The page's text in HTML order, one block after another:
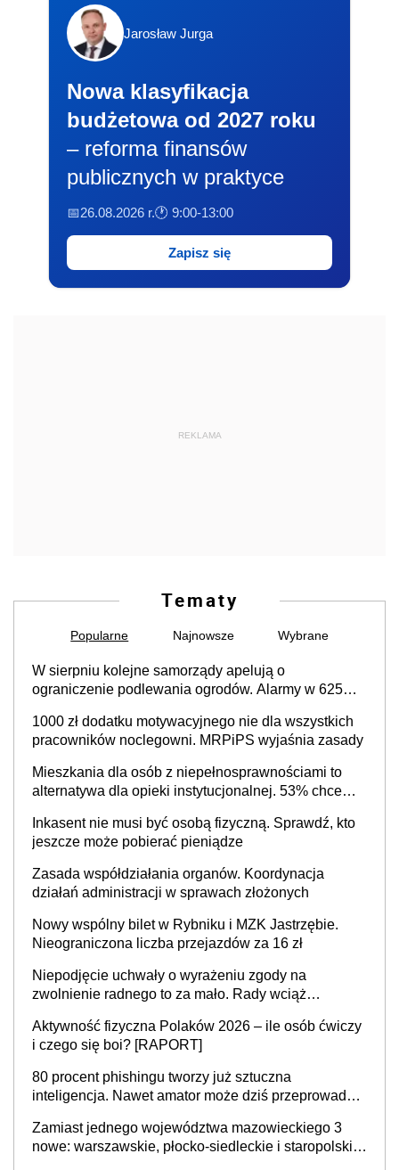
Jarosław Jurga
Nowa klasyfikacja
budżetowa od 2027 roku
– reforma finansów
publicznych w praktyce
📅26.08.2026 r.🕐 9:00-13:00
Zapisz się
REKLAMA
Tematy
Popularne Najnowsze Wybrane
W sierpniu kolejne samorządy apelują o
ograniczenie podlewania ogrodów. Alarmy w 625
cały kraj
1000 zł dodatku motywacyjnego nie dla wszystkich
pracowników noclegowni. MRPiPS wyjaśnia zasady
Mieszkania dla osób z niepełnosprawnościami to
alternatywa dla opieki instytucjonalnej. 53% chce
Inkasent nie musi być osobą fizyczną. Sprawdź, kto
jeszcze może pobierać pieniądze
Zasada współdziałania organów. Koordynacja
działań administracji w sprawach złożonych
Nowy wspólny bilet w Rybniku i MZK Jastrzębie.
Nieograniczona liczba przejazdów za 16 zł
Niepodjęcie uchwały o wyrażeniu zgody na
zwolnienie radnego to za mało. Rady wciąż
sprawy
Aktywność fizyczna Polaków 2026 – ile osób ćwiczy
i czego się boi? [RAPORT]
80 procent phishingu tworzy już sztuczna
inteligencja. Nawet amator może dziś przeprowadzić
Zamiast jednego województwa mazowieckiego 3
nowe: warszawskie, płocko-siedleckie i staropolskie.